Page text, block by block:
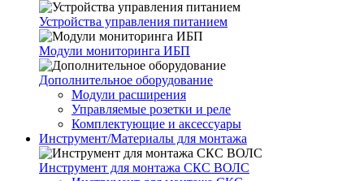
Устройства управления питанием
Модули мониторинга ИБП
Дополнительное оборудование
Модули расширения
Управляемые розетки и реле
Комплектующие и аксессуары
Инструмент/Материалы для монтажа
Инструмент для монтажа СКС ВОЛС